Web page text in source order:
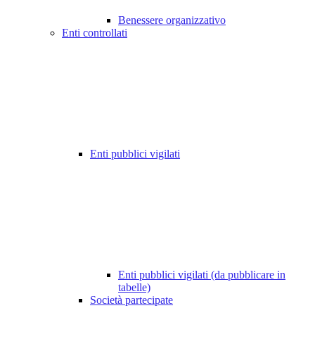
Benessere organizzativo
Enti controllati
Enti pubblici vigilati
Enti pubblici vigilati (da pubblicare in
tabelle)
Società partecipate